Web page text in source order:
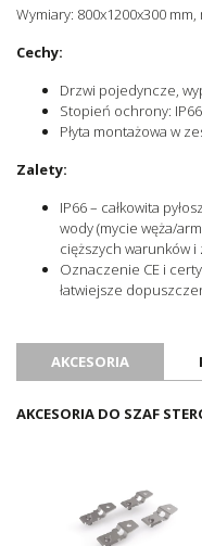
Wymiary: 800x1200x300
Cechy:
Drzwi pojedyncze,
Stopień ochrony: IP66
Płyta montażowa w
Zalety:
IP66 – całkowita
wody (mycie węża/
cięższych warunków
Oznaczenie CE i
łatwiejsze
AKCESORIA
AKCESORIA DO SZAF